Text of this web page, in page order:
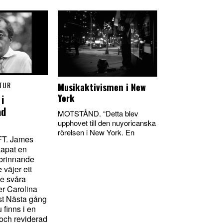
James
en
väjer ett
svåra
Carolina
Nästa gång
finns i en
reviderad
Musikaktivismen i New
York
MOTSTÅND. “Detta blev
upphovet till den nuyoricanska
rörelsen i New York. En